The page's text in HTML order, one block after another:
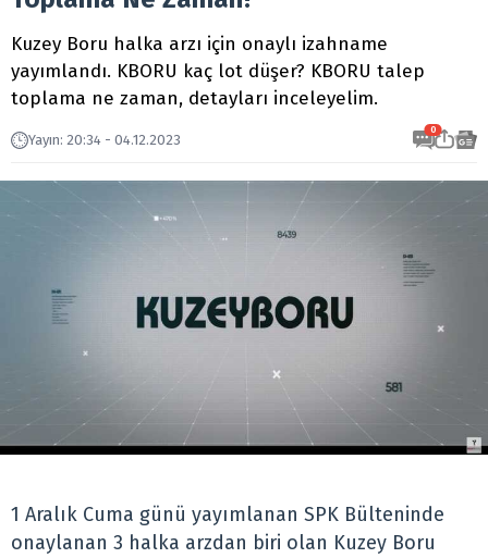
Kuzey Boru halka arzı için onaylı izahname
yayımlandı. KBORU kaç lot düşer? KBORU talep
toplama ne zaman, detayları inceleyelim.
Yayın: 20:34 - 04.12.2023
0
1 Aralık Cuma günü yayımlanan SPK Bülteninde
onaylanan 3 halka arzdan biri olan Kuzey Boru